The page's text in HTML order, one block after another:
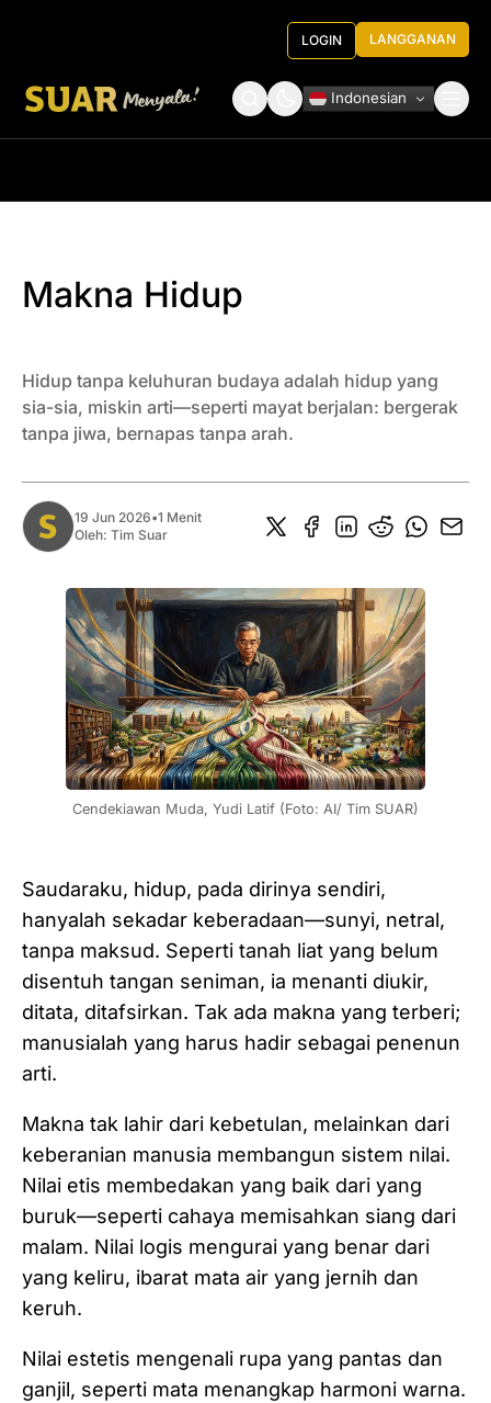
LOGIN LANGGANAN
Indonesian
Makna Hidup
Hidup tanpa keluhuran budaya adalah hidup yang
sia-sia, miskin arti—seperti mayat berjalan: bergerak
tanpa jiwa, bernapas tanpa arah.
19 Jun 2026•1 Menit
Oleh: Tim Suar
Cendekiawan Muda, Yudi Latif (Foto: AI/ Tim SUAR)
Saudaraku, hidup, pada dirinya sendiri,
hanyalah sekadar keberadaan—sunyi, netral,
tanpa maksud. Seperti tanah liat yang belum
disentuh tangan seniman, ia menanti diukir,
ditata, ditafsirkan. Tak ada makna yang terberi;
manusialah yang harus hadir sebagai penenun
arti.
Makna tak lahir dari kebetulan, melainkan dari
keberanian manusia membangun sistem nilai.
Nilai etis membedakan yang baik dari yang
buruk—seperti cahaya memisahkan siang dari
malam. Nilai logis mengurai yang benar dari
yang keliru, ibarat mata air yang jernih dan
keruh.
Nilai estetis mengenali rupa yang pantas dan
ganjil, seperti mata menangkap harmoni warna.